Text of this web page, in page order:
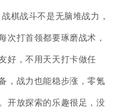
棋战斗不是无脑堆战力，
次打首领都要琢磨战术，
好，不用天天打卡做任
，战力也能稳步涨，零氪
开放探索的乐趣很足，没